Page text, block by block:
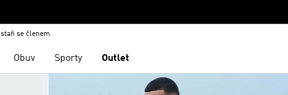
staň se členem
Obuv Sporty Outlet